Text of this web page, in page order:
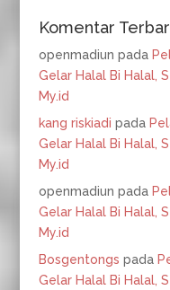
Komentar
openmadiun pada
Gelar Halal Bi Halal,
My.id
kang riskiadi pada
Gelar Halal Bi Halal,
My.id
openmadiun pada
Gelar Halal Bi Halal,
My.id
Bosgentongs pada
Gelar Halal Bi Halal,